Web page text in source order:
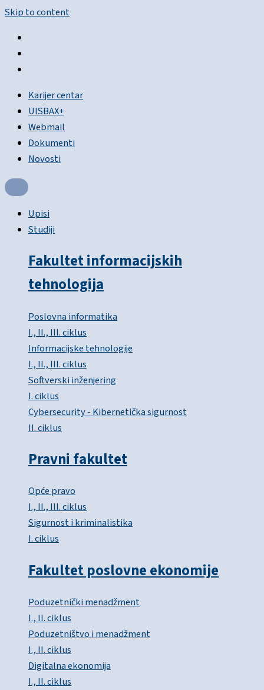
Skip to content
Karijer centar
UISBAX+
Webmail
Dokumenti
Novosti
Upisi
Studiji
Fakultet informacijskih
tehnologija
Poslovna informatika
I., II., III. ciklus
Informacijske tehnologije
I., II., III. ciklus
Softverski inženjering
I. ciklus
Cybersecurity - Kibernetička sigurnost
II. ciklus
Pravni fakultet
Opće pravo
I., II., III. ciklus
Sigurnost i kriminalistika
I. ciklus
Fakultet poslovne ekonomije
Poduzetnički menadžment
I., II. ciklus
Poduzetništvo i menadžment
I., II. ciklus
Digitalna ekonomija
I., II. ciklus